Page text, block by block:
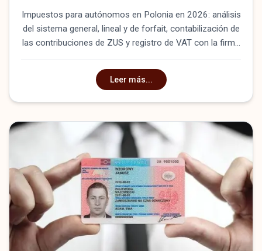
Impuestos para autónomos en Polonia en 2026: análisis
del sistema general, lineal y de forfait, contabilización de
las contribuciones de ZUS y registro de VAT con la firma
Leer más...